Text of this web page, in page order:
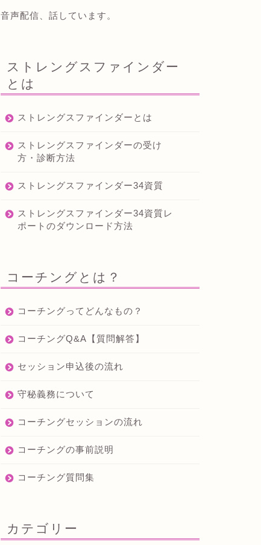
音声配信、話しています。
ストレングスファインダー
とは
ストレングスファインダーとは
ストレングスファインダーの受け
方・診断方法
ストレングスファインダー34資質
ストレングスファインダー34資質レ
ポートのダウンロード方法
コーチングとは？
コーチングってどんなもの？
コーチングQ&A【質問解答】
セッション申込後の流れ
守秘義務について
コーチングセッションの流れ
コーチングの事前説明
コーチング質問集
カテゴリー